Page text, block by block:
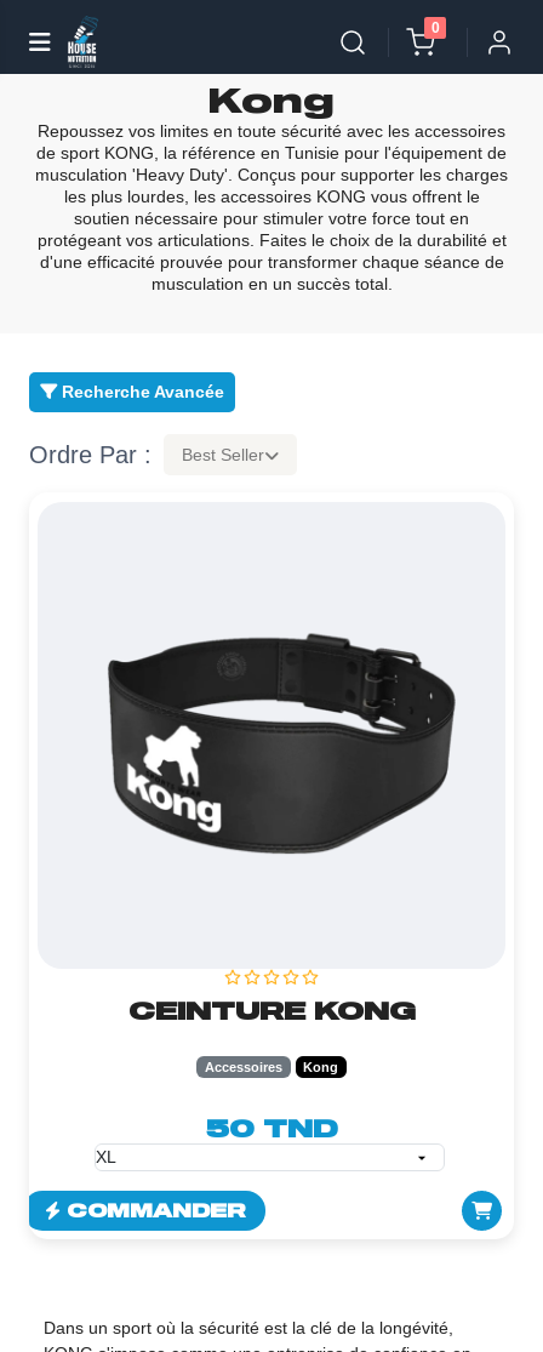
0
Kong
Repoussez vos limites en toute sécurité avec les accessoires
de sport KONG, la référence en Tunisie pour l'équipement de
musculation 'Heavy Duty'. Conçus pour supporter les charges
les plus lourdes, les accessoires KONG vous offrent le
soutien nécessaire pour stimuler votre force tout en
protégeant vos articulations. Faites le choix de la durabilité et
d'une efficacité prouvée pour transformer chaque séance de
musculation en un succès total.
Recherche Avancée
Ordre Par : Best Seller
CEINTURE KONG
Accessoires Kong
50 TND
COMMANDER
Dans un sport où la sécurité est la clé de la longévité,